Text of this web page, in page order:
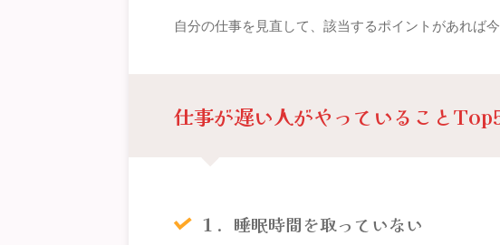
自分の仕事を見直して、該当するポイントがあれば
仕事が遅い人がやっていること
１．睡眠時間を取っていない